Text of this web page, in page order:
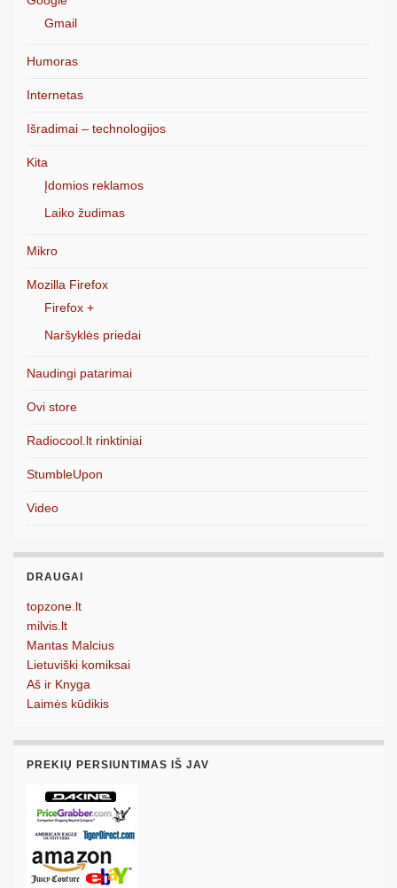
Gmail
Humoras
Internetas
Išradimai – technologijos
Kita
Įdomios reklamos
Laiko žudimas
Mikro
Mozilla Firefox
Firefox +
Naršyklės priedai
Naudingi patarimai
Ovi store
Radiocool.lt rinktiniai
StumbleUpon
Video
DRAUGAI
topzone.lt
milvis.lt
Mantas Malcius
Lietuviški komiksai
Aš ir Knyga
Laimės kūdikis
PREKIŲ PERSIUNTIMAS IŠ JAV